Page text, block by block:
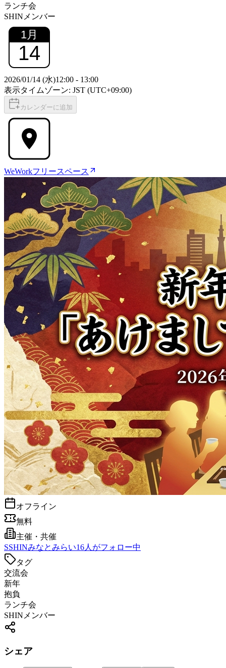
ランチ会
SHINメンバー
1月
14
2026/01/14 (水)12:00 - 13:00
表示タイムゾーン: JST (UTC+09:00)
カレンダーに追加
WeWorkフリースペース
オフライン
無料
主催・共催
SSHINみなとみらい16人がフォロー中
タグ
交流会
新年
抱負
ランチ会
SHINメンバー
シェア